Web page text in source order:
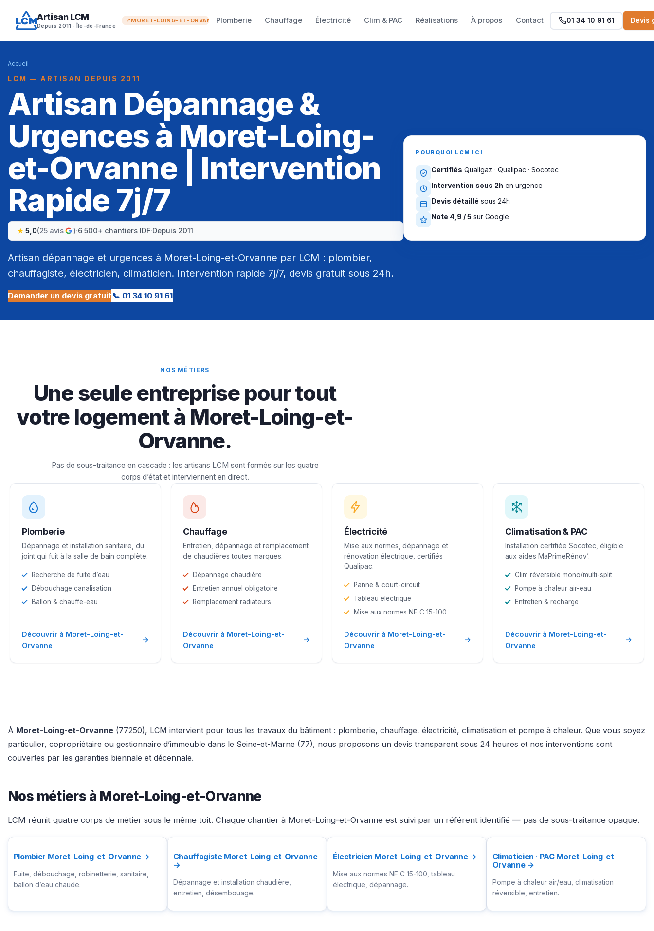
Artisan LCM
Depuis 2011 · Île-de-France
MORET-LOING-ET-ORVANNEPlomberie Chauffage Électricité Clim & PAC Réalisations À propos Contact 01 34 10 91 61 Devis
Accueil
LCM — ARTISAN DEPUIS 2011
Artisan Dépannage &
Urgences à Moret-Loing-
et-Orvanne | Intervention
Rapide 7j/7
5,0(25 avis )·6 500+ chantiers IDF·Depuis 2011
Artisan dépannage et urgences à Moret-Loing-et-Orvanne par LCM : plombier,
chauffagiste, électricien, climaticien. Intervention rapide 7j/7, devis gratuit sous 24h.
Demander un devis gratuit 📞 01 34 10 91 61
POURQUOI LCM ICI
Certifiés Qualigaz · Qualipac · Socotec
Intervention sous 2h en urgence
Devis détaillé sous 24h
Note 4,9 / 5 sur Google
NOS MÉTIERS
Une seule entreprise pour tout
votre logement à Moret-Loing-et-
Orvanne.
Pas de sous-traitance en cascade : les artisans LCM sont formés sur les quatre
corps d’état et interviennent en direct.
Plomberie
Dépannage et installation sanitaire, du
joint qui fuit à la salle de bain complète.
Recherche de fuite d’eau
Débouchage canalisation
Ballon & chauffe-eau
Découvrir à Moret-Loing-et-
Orvanne
→
Chauffage
Entretien, dépannage et remplacement
de chaudières toutes marques.
Dépannage chaudière
Entretien annuel obligatoire
Remplacement radiateurs
Découvrir à Moret-Loing-et-
Orvanne
→
Électricité
Mise aux normes, dépannage et
rénovation électrique, certifiés
Qualipac.
Panne & court-circuit
Tableau électrique
Mise aux normes NF C 15-100
Découvrir à Moret-Loing-et-
Orvanne
→
Climatisation & PAC
Installation certifiée Socotec, éligible
aux aides MaPrimeRénov’.
Clim réversible mono/multi-split
Pompe à chaleur air-eau
Entretien & recharge
Découvrir à Moret-Loing-et-
Orvanne
→
À Moret-Loing-et-Orvanne (77250), LCM intervient pour tous les travaux du bâtiment : plomberie, chauffage, électricité, climatisation et pompe à chaleur. Que vous soyez
particulier, copropriétaire ou gestionnaire d’immeuble dans le Seine-et-Marne (77), nous proposons un devis transparent sous 24 heures et nos interventions sont
couvertes par les garanties biennale et décennale.
Nos métiers à Moret-Loing-et-Orvanne
LCM réunit quatre corps de métier sous le même toit. Chaque chantier à Moret-Loing-et-Orvanne est suivi par un référent identifié — pas de sous-traitance opaque.
Plombier Moret-Loing-et-Orvanne →
Fuite, débouchage, robinetterie, sanitaire,
ballon d’eau chaude.
Chauffagiste Moret-Loing-et-Orvanne
→
Dépannage et installation chaudière,
entretien, désembouage.
Électricien Moret-Loing-et-Orvanne →
Mise aux normes NF C 15-100, tableau
électrique, dépannage.
Climaticien · PAC Moret-Loing-et-
Orvanne →
Pompe à chaleur air/eau, climatisation
réversible, entretien.